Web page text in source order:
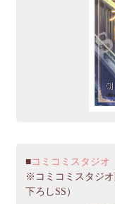
コミコミスタジオ
※コミコミスタジ
下ろしSS）